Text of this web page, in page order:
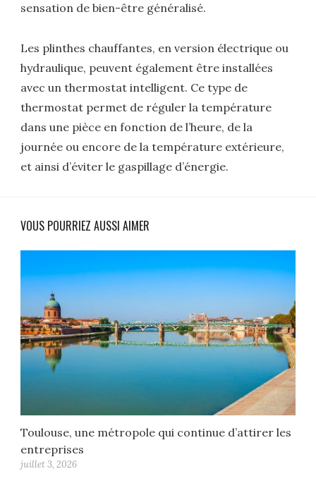
sensation de bien-être généralisé.
Les plinthes chauffantes, en version électrique ou
hydraulique, peuvent également être installées
avec un thermostat intelligent. Ce type de
thermostat permet de réguler la température
dans une pièce en fonction de l’heure, de la
journée ou encore de la température extérieure,
et ainsi d’éviter le gaspillage d’énergie.
VOUS POURRIEZ AUSSI AIMER
Toulouse, une métropole qui continue d’attirer les
entreprises
juillet 3, 2026